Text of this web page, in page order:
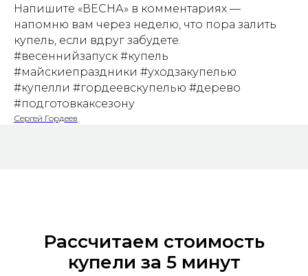
Напишите «ВЕСНА» в комментариях —
напомню вам через неделю, что пора залить
купель, если вдруг забудете.
#весеннийзапуск #купель
#майскиепраздники #уходзакупелью
#купелли #гордеевскупелью #дерево
#подготовкаксезону
Сергей Гордеев
Рассчитаем стоимость
купели за 5 минут